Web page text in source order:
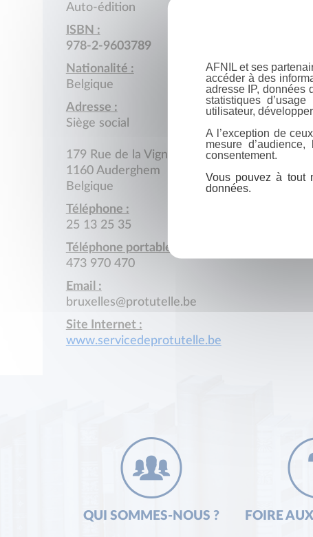
Auto-édition
ISBN :
978-2-9603789
Nationalité :
Belgique
Adresse :
Siège social
179 Rue de la Vignette
1160 Auderghem
Belgique
Téléphone :
25 13 25 35
Téléphone portable :
473 970 470
Email :
bruxelles@protutelle.be
Site Internet :
www.servicedeprotutelle.be
QUI SOMMES-NOUS ? FOIRE
AFNIL et ses
accéder à des
adresse IP, données
statistiques
utilisateur,
A l’exception de
mesure
consentement.
Vous pouvez à tout
données.